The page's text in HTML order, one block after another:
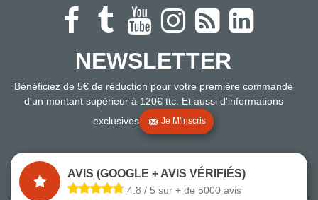
NEWSLETTER
Bénéficiez de 5€ de réduction pour votre première commande
d'un montant supérieur à 120€ ttc. Et aussi d'informations
exclusives
Je M'inscris
AVIS (GOOGLE + AVIS VÉRIFIÉS)
4.8 / 5 sur + de 5000 avis